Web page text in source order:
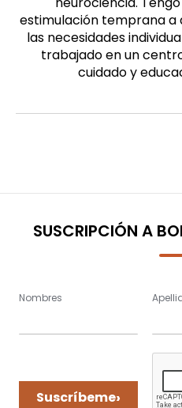
estimulación temprana a
las necesidades
trabajado en un
cuidado y
SUSCRIPCIÓN A
Nombres
Suscríbeme›